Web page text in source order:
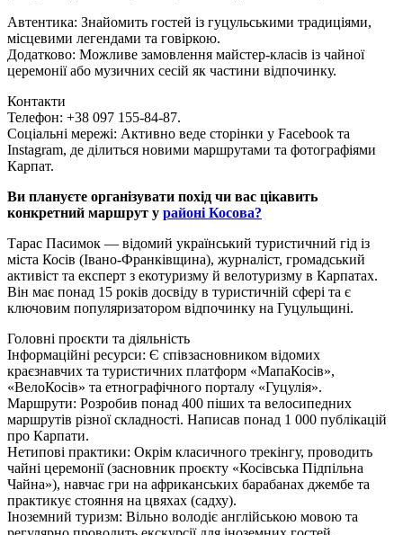
Автентика: Знайомить гостей із гуцульськими традиціями,
місцевими легендами та говіркою.
Додатково: Можливе замовлення майстер-класів із чайної
церемонії або музичних сесій як частини відпочинку.
Контакти
Телефон: +38 097 155-84-87.
Соціальні мережі: Активно веде сторінки у Facebook та
Instagram, де ділиться новими маршрутами та фотографіями
Карпат.
Ви плануєте організувати похід чи вас цікавить
конкретний маршрут у районі Косова?
Тарас Пасимок — відомий український туристичний гід із
міста Косів (Івано-Франківщина), журналіст, громадський
активіст та експерт з екотуризму й велотуризму в Карпатах.
Він має понад 15 років досвіду в туристичній сфері та є
ключовим популяризатором відпочинку на Гуцульщині.
Головні проєкти та діяльність
Інформаційні ресурси: Є співзасновником відомих
краєзнавчих та туристичних платформ «МапаКосів»,
«ВелоКосів» та етнографічного порталу «Гуцулія».
Маршрути: Розробив понад 400 піших та велосипедних
маршрутів різної складності. Написав понад 1 000 публікацій
про Карпати.
Нетипові практики: Окрім класичного трекінгу, проводить
чайні церемонії (засновник проєкту «Косівська Підпільна
Чайна»), навчає гри на африканських барабанах джембе та
практикує стояння на цвяхах (садху).
Іноземний туризм: Вільно володіє англійською мовою та